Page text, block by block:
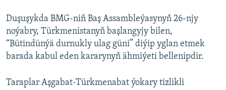
Duşuşykda BMG-niň Baş Assambleýasynyň 26-njy
noýabry, Türkmenistanyň başlangyjy bilen,
“Bütindünýä durnukly ulag güni” diýip yglan etmek
barada kabul eden kararynyň ähmiýeti bellenipdir.
Taraplar Aşgabat-Türkmenabat ýokary tizlikli